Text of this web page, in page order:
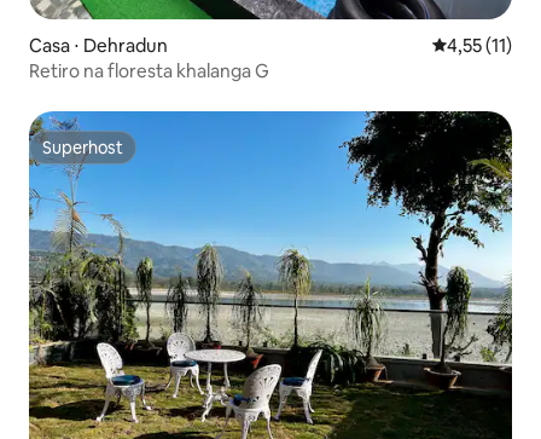
Casa ⋅ Dehradun 4,55 de uma
4,55 (11)
Retiro na floresta khalanga G
Superhost
Superhost